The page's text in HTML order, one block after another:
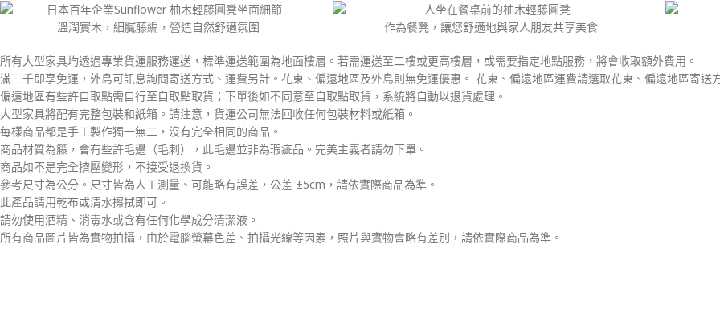
溫潤實木，細膩藤編，營造自然舒適氛圍 作為餐凳，讓您舒適地與家人朋友共享美食
所有大型家具均透過專業貨運服務運送，標準運送範圍為地面樓層。若需運送至二樓或更高樓層，或需要指定地點服務，將會收取額外費用。
滿三千即享免運，外島可訊息詢問寄送方式、運費另計。花東、偏遠地區及外島則無免運優惠。 花東、偏遠地區運費請選取花東、偏遠地區寄送
偏遠地區有些許自取點需自行至自取點取貨；下單後如不同意至自取點取貨，系統將自動以退貨處理。
大型家具將配有完整包裝和紙箱。請注意，貨運公司無法回收任何包裝材料或紙箱。
每樣商品都是手工製作獨一無二，沒有完全相同的商品。
商品材質為籐，會有些許毛邊（毛刺），此毛邊並非為瑕疵品。完美主義者請勿下單。
商品如不是完全擠壓變形，不接受退換貨。
參考尺寸為公分。尺寸皆為人工測量、可能略有誤差，公差 ±5cm，請依實際商品為準。
此產品請用乾布或清水擦拭即可。
請勿使用酒精、消毒水或含有任何化學成分清潔液。
所有商品圖片皆為實物拍攝，由於電腦螢幕色差、拍攝光線等因素，照片與實物會略有差別，請依實際商品為準。